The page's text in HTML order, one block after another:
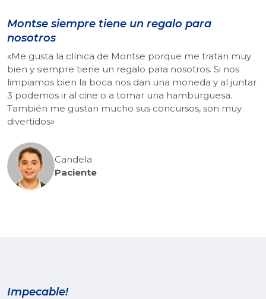
Montse siempre tiene un regalo para
nosotros
«Me gusta la clínica de Montse porque me tratan muy
bien y siempre tiene un regalo para nosotros. Si nos
limpiamos bien la boca nos dan una moneda y al juntar
3 podemos ir al cine o a tomar una hamburguesa.
También me gustan mucho sus concursos, son muy
divertidos»
Candela
Paciente
Impecable!